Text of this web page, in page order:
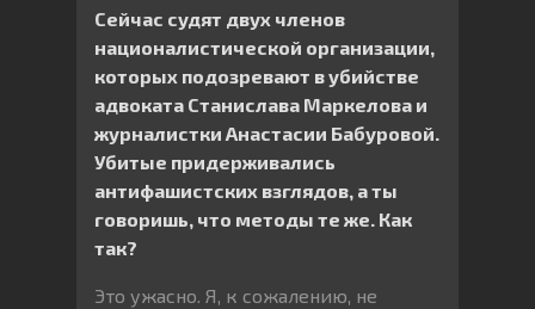
Сейчас судят двух членов
националистической организации,
которых подозревают в убийстве
адвоката Станислава Маркелова и
журналистки Анастасии Бабуровой.
Убитые придерживались
антифашистских взглядов, а ты
говоришь, что методы те же. Как
так?
Это ужасно. Я, к сожалению, не